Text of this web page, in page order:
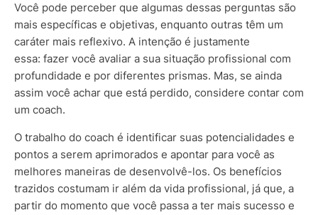
Você pode perceber que algumas dessas perguntas são
mais específicas e objetivas, enquanto outras têm um
caráter mais reflexivo. A intenção é justamente
essa: fazer você avaliar a sua situação profissional com
profundidade e por diferentes prismas. Mas, se ainda
assim você achar que está perdido, considere contar com
um coach.
O trabalho do coach é identificar suas potencialidades e
pontos a serem aprimorados e apontar para você as
melhores maneiras de desenvolvê-los. Os benefícios
trazidos costumam ir além da vida profissional, já que, a
partir do momento que você passa a ter mais sucesso e